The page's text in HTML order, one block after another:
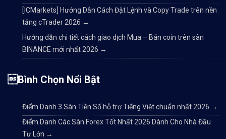
[ICMarkets] Hướng Dẫn Cách Đặt Lệnh và Copy Trade trên nền
tảng cTrader 2026 →
Hướng dẫn chi tiết cách giao dịch Mua – Bán coin trên sàn
BINANCE mới nhất 2026 →
Bình Chọn Nổi Bật
Điểm Danh 3 Sàn Tiền Số hỗ trợ Tiếng Việt chuẩn nhất 2026 →
Điểm Danh Các Sàn Forex Tốt Nhất 2026 Dành Cho Nhà Đầu
Tư Lớn →